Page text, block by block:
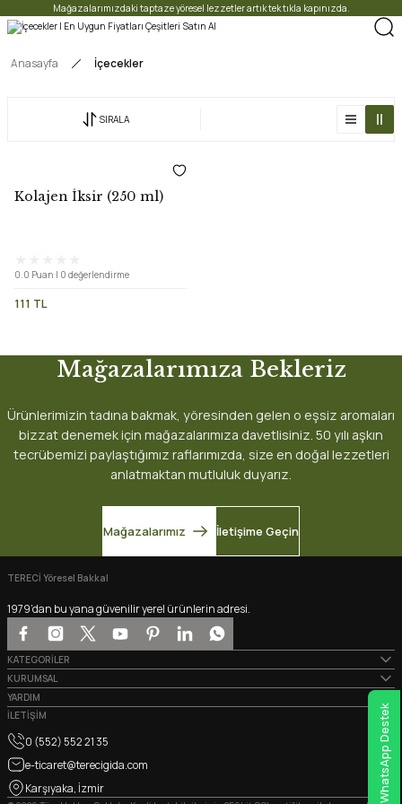
Mağazalarımızdaki taptaze yöresel lezzetler artık tek tıkla kapınızda.
Anasayfa İçecekler
SIRALA
Kolajen İksir (250 ml)
0.0 Puan | 0 değerlendirme
111 TL
Mağazalarımıza Bekleriz
Ürünlerimizin tadına bakmak, yöresinden gelen o eşsiz aromaları
bizzat denemek için mağazalarımıza davetlisiniz. 50 yılı aşkın
tecrübemizi paylaştığımız raflarımızda, size en doğal lezzetleri
anlatmaktan mutluluk duyarız.
Mağazalarımız İletişime Geçin
TERECİ Yöresel Bakkal
1979’dan bu yana güvenilir yerel ürünlerin adresi.
KATEGORİLER
KURUMSAL
YARDIM
İLETİŞİM
0 (552) 552 21 35
e-ticaret@terecigida.com
Karşıyaka, İzmir
WhatsApp Destek